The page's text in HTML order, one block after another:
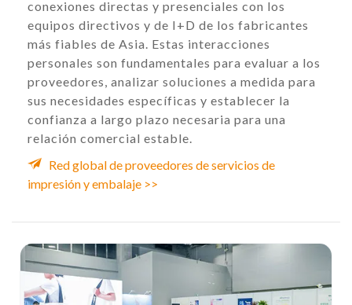
conexiones directas y presenciales con los
equipos directivos y de I+D de los fabricantes
más fiables de Asia. Estas interacciones
personales son fundamentales para evaluar a los
proveedores, analizar soluciones a medida para
sus necesidades específicas y establecer la
confianza a largo plazo necesaria para una
relación comercial estable.
Red global de proveedores de servicios de
impresión y embalaje >>